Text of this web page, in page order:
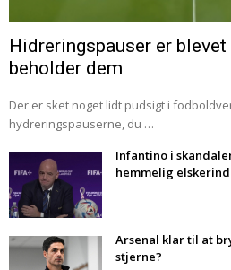
Hidreringspauser er
beholder dem
Der er sket noget lidt pudsigt i
hydreringspauserne, du …
Infantino i
hemmelig
Arsenal klar til at
stjerne?